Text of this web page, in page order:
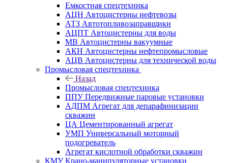
Емкостная спецтехника
АЦН Автоцистерны нефтевозы
АТЗ Автотопливозаправщики
АЦПТ Автоцистерны для воды
МВ Автоцистерны вакуумные
АКН Автоцистерны нефтепромысловые
АЦВ Автоцистерны для технической воды
Промысловая спецтехника
Назад
Промысловая спецтехника
ППУ Передвижные паровые установки
АДПМ Агрегат для депарафинизации
скважин
ЦА Цементированный агрегат
УМП Универсальный моторный
подогреватель
Агрегат кислотной обработки скважин
КМУ Крано-манипуляторные установки